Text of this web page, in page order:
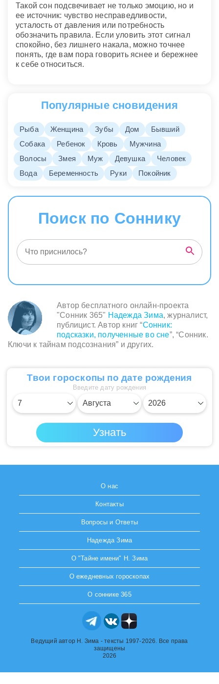
Такой сон подсвечивает не только эмоцию, но и
ее источник: чувство несправедливости,
усталость от давления или потребность
обозначить правила. Если уловить этот сигнал
спокойно, без лишнего накала, можно точнее
понять, где вам пора говорить яснее и бережнее
к себе относиться.
Популярные сновидения
Рыба Женщина Зубы Дом
Бывший
Собака
Ребенок Кровь
Мужчина
Волосы
Змея Муж Девушка
Человек
Вода
Беременность Руки Покойник
Поиск по Соннику
Автор бесплатного онлайн-проекта
"Сонник 365" Надежда Зима, журналист,
публицист. Автор книг “Сонник:
подсказки, полученные во сне”, “Сонник.
Ключи к тайнам подсознания” и других.
Твои гороскопы по дате рождения
Введите дату рождения
О нас
Контакты
Вопросы и Ответы
Надежда Зима
О "Тайне имени" Н. Зима
О ежедневных гороскопах
О соннике 365
Ведущий автор Н. Зима - тексты 1997-2026. Все права
защищены
2026